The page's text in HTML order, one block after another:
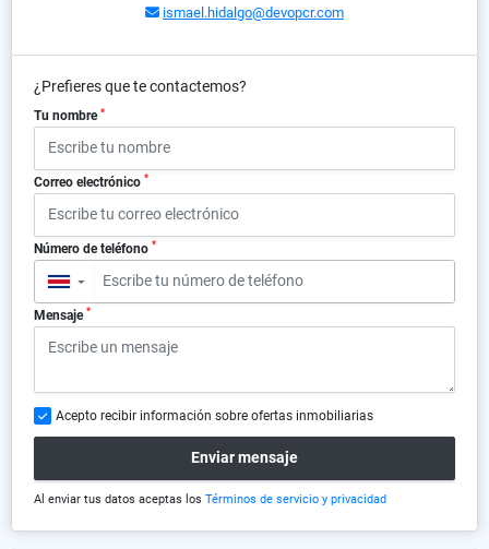
ismael.hidalgo@devopcr.com
¿Prefieres que te contactemos?
Tu nombre *
Correo electrónico *
Número de teléfono *
▼
Mensaje *
Acepto recibir información sobre ofertas inmobiliarias
Enviar mensaje
Al enviar tus datos aceptas los Términos de servicio y privacidad